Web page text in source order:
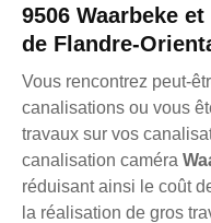
9506 Waarbeke
de Flandre-
Vous rencontrez peut-
canalisations ou vous
travaux sur vos
canalisation caméra
réduisant ainsi le coût
la réalisation de gros